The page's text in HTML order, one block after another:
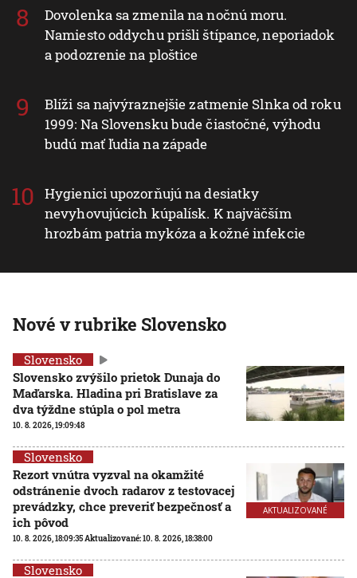
Dovolenka sa zmenila na nočnú moru.
Namiesto oddychu prišli štípance, neporiadok
a podozrenie na ploštice
Blíži sa najvýraznejšie zatmenie Slnka od roku
1999: Na Slovensku bude čiastočné, výhodu
budú mať ľudia na západe
Hygienici upozorňujú na desiatky
nevyhovujúcich kúpalísk. K najväčším
hrozbám patria mykóza a kožné infekcie
Nové v rubrike Slovensko
Slovensko
Slovensko zvýšilo prietok Dunaja do
Maďarska. Hladina pri Bratislave za
dva týždne stúpla o pol metra
10. 8. 2026, 19:09:48
AKTUALIZOVANÉ
Slovensko
Rezort vnútra vyzval na okamžité
odstránenie dvoch radarov z testovacej
prevádzky, chce preveriť bezpečnosť a
ich pôvod
10. 8. 2026, 18:09:35Aktualizované:10. 8. 2026, 18:38:00
Slovensko